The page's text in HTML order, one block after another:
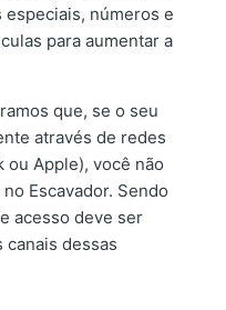
números e
para aumentar a
que, se o seu
através de redes
ou Apple), você não
Escavador. Sendo
acesso deve ser
dessas